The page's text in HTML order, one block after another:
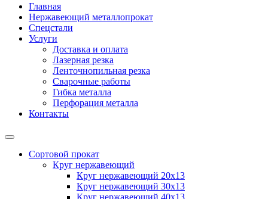
Главная
Нержавеющий металлопрокат
Спецстали
Услуги
Доставка и оплата
Лазерная резка
Ленточнопильная резка
Сварочные работы
Гибка металла
Перфорация металла
Контакты
Сортовой прокат
Круг нержавеющий
Круг нержавеющий 20х13
Круг нержавеющий 30х13
Круг нержавеющий 40х13